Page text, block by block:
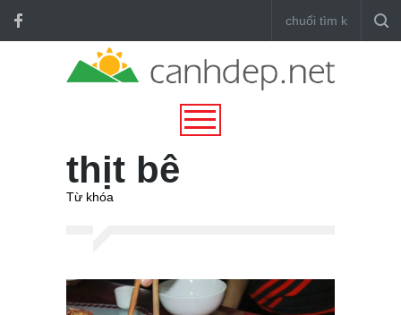
thịt bê
Từ khóa